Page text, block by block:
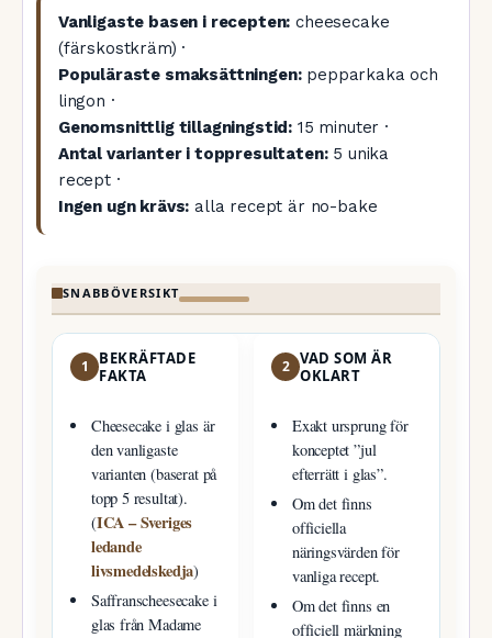
Vanligaste basen i recepten: cheesecake
(färskostkräm) ·
Populäraste smaksättningen:pepparkaka och
lingon ·
Genomsnittlig tillagningstid: 15 minuter ·
Antal varianter i toppresultaten:5 unika
recept ·
Ingen ugn krävs: alla recept är no-bake
SNABBÖVERSIKT
1
BEKRÄFTADE
FAKTA
Cheesecake i glas är
den vanligaste
varianten (baserat på
topp 5 resultat).
(ICA – Sveriges
ledande
livsmedelskedja)
Saffranscheesecake i
glas från Madame
2 VAD SOM ÄR
OKLART
Exakt ursprung för
konceptet ”jul
efterrätt i glas”.
Om det finns
officiella
näringsvärden för
vanliga recept.
Om det finns en
officiell märkning